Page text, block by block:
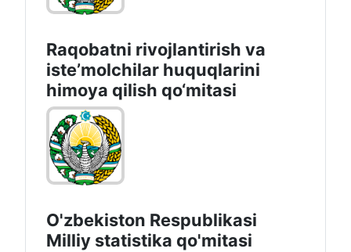
Raqobatni rivojlantirish va
isteʼmolchilar huquqlarini
himoya qilish qo‘mitasi
O'zbekiston Respublikasi
Milliy statistika qo'mitasi